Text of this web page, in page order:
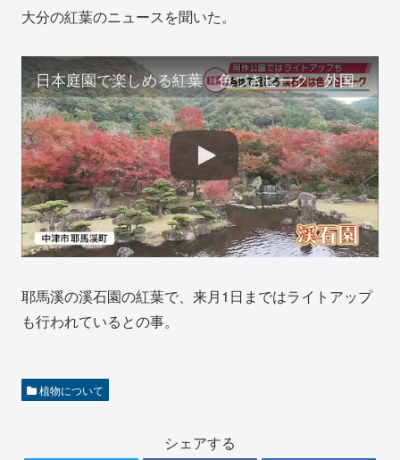
大分の紅葉のニュースを聞いた。
日本庭園で楽しめる紅葉 色づきピーク 外国人観光客「とても感動」寒気の流れ込みで更なる色づきも 大分
耶馬溪の溪石園の紅葉で、来月1日まではライトアップ
も行われているとの事。
植物について
シェアする